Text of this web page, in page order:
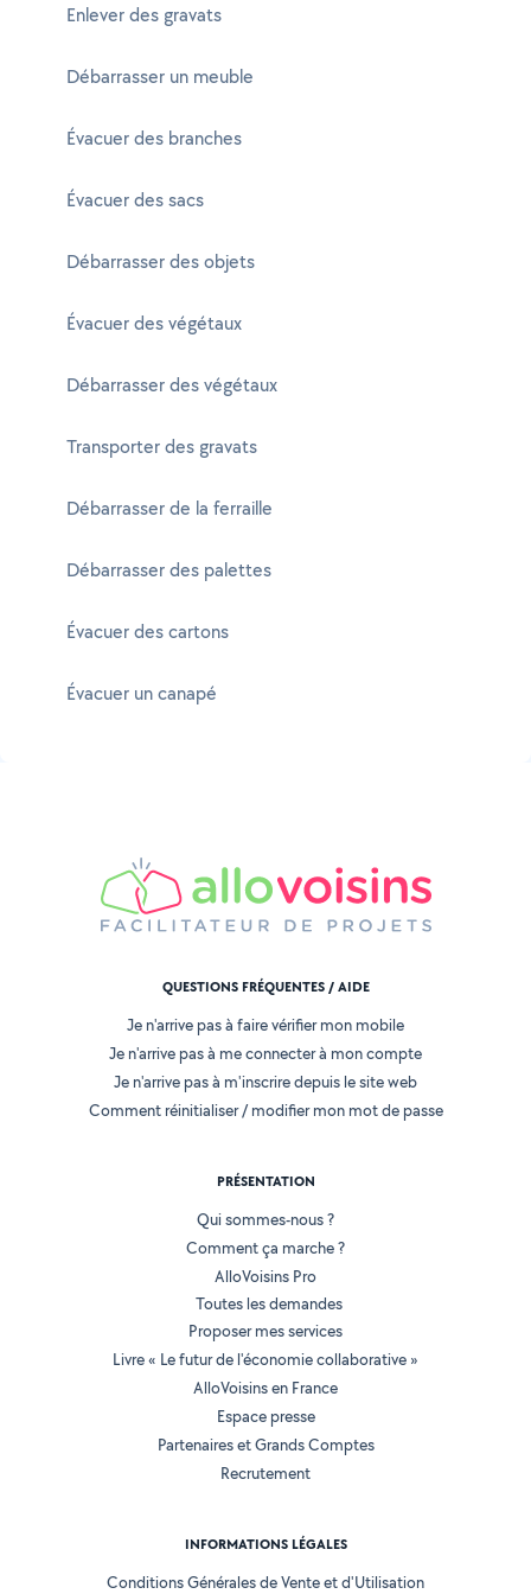
Enlever des gravats
Débarrasser un meuble
Évacuer des branches
Évacuer des sacs
Débarrasser des objets
Évacuer des végétaux
Débarrasser des végétaux
Transporter des gravats
Débarrasser de la ferraille
Débarrasser des palettes
Évacuer des cartons
Évacuer un canapé
QUESTIONS FRÉQUENTES / AIDE
Je n'arrive pas à faire vérifier mon mobile
Je n'arrive pas à me connecter à mon compte
Je n'arrive pas à m'inscrire depuis le site web
Comment réinitialiser / modifier mon mot de passe
PRÉSENTATION
Qui sommes-nous ?
Comment ça marche ?
AlloVoisins Pro
Toutes les demandes
Proposer mes services
Livre « Le futur de l'économie collaborative »
AlloVoisins en France
Espace presse
Partenaires et Grands Comptes
Recrutement
INFORMATIONS LÉGALES
Conditions Générales de Vente et d'Utilisation